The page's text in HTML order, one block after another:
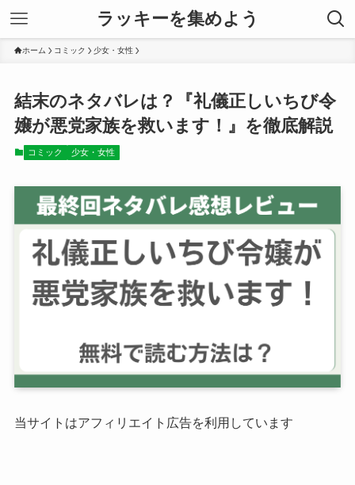
ラッキーを集めよう
ホーム コミック 少女・女性
結末のネタバレは？『礼儀正しいちび令
嬢が悪党家族を救います！』を徹底解説
コミック 少女・女性
当サイトはアフィリエイト広告を利用しています